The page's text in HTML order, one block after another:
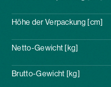
Höhe der Verpackung [cm]
Netto-Gewicht [kg]
Brutto-Gewicht [kg]